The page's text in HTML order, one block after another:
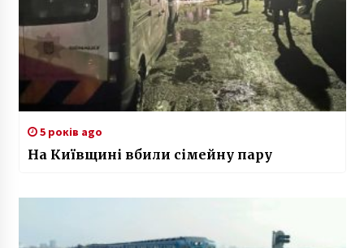
5 років ago
На Київщині вбили сімейну пару